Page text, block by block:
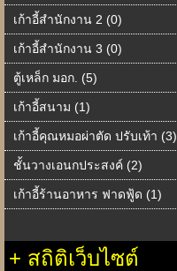
เก้าอี้สำนักงาน 2 (0)
เก้าอี้สำนักงาน 3 (0)
ตู้เหล็ก มอก. (5)
เก้าอี้สนาม (1)
เก้าอี้คุณหมอผ่าตัด ปรับเท้า (3)
ชั้นวางเอนกประสงค์ (2)
เก้าอี้ร้านอาหาร ฟาดฟู้ด (1)
+ สถิติเว็บไซต์